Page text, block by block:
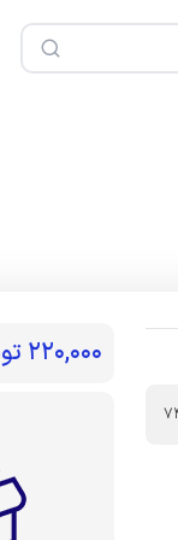
۲۲۰,۰۰۰